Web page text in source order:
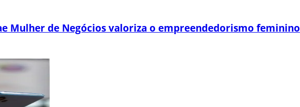
Mulher de Negócios valoriza o empreendedorismo feminino